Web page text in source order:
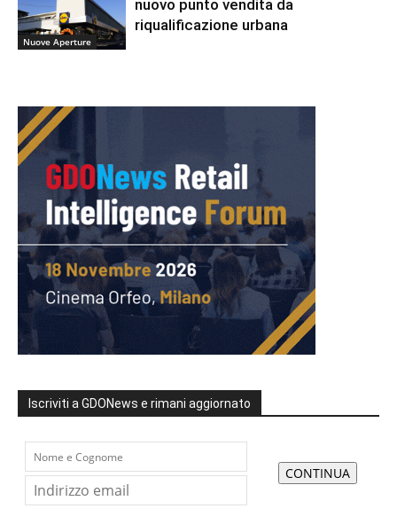
Nuove Aperture
nuovo punto vendita da
riqualificazione urbana
Iscriviti a GDONews e rimani aggiornato